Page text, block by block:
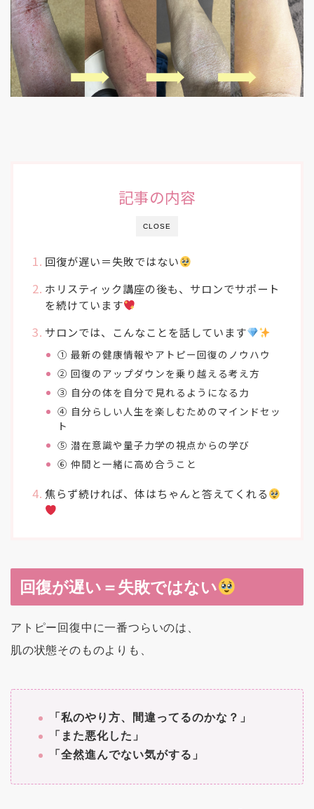
CLOSE
記事の内容
回復が遅い＝失敗ではない
ホリスティック講座の後も、サロンでサポート
を続けています
サロンでは、こんなことを話しています
① 最新の健康情報やアトピー回復のノウハウ
② 回復のアップダウンを乗り越える考え方
③ 自分の体を自分で見れるようになる力
④ 自分らしい人生を楽しむためのマインドセッ
ト
⑤ 潜在意識や量子力学の視点からの学び
⑥ 仲間と一緒に高め合うこと
焦らず続ければ、体はちゃんと答えてくれる
回復が遅い＝失敗ではない
アトピー回復中に一番つらいのは、
肌の状態そのものよりも、
「私のやり方、間違ってるのかな？」
「また悪化した」
「全然進んでない気がする」